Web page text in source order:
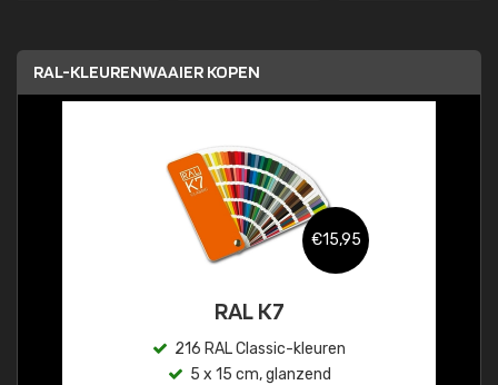
RAL-KLEURENWAAIER KOPEN
€15,95
RAL K7
216 RAL Classic-kleuren
5 x 15 cm, glanzend